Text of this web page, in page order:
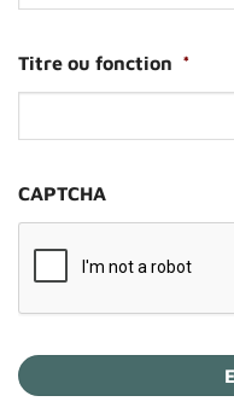
Titre ou fonction *
CAPTCHA